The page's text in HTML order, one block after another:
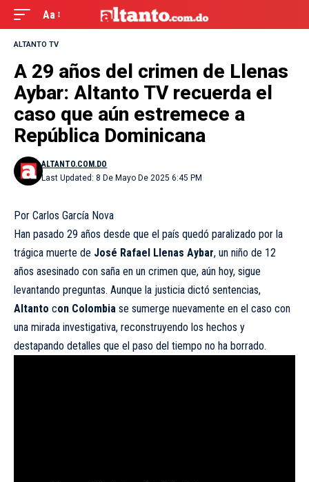
Aa
ALTANTO TV
A 29 años del crimen de Llenas
Aybar: Altanto TV recuerda el
caso que aún estremece a
República Dominicana
Last Updated: 8 De Mayo De 2025 6:45 PM
ALTANTO.COM.DO
Por Carlos García Nova
Han pasado 29 años desde que el país quedó paralizado por la
trágica muerte de José Rafael Llenas Aybar, un niño de 12
años asesinado con saña en un crimen que, aún hoy, sigue
levantando preguntas. Aunque la justicia dictó sentencias,
Altanto con Colombia se sumerge nuevamente en el caso con
una mirada investigativa, reconstruyendo los hechos y
destapando detalles que el paso del tiempo no ha borrado.